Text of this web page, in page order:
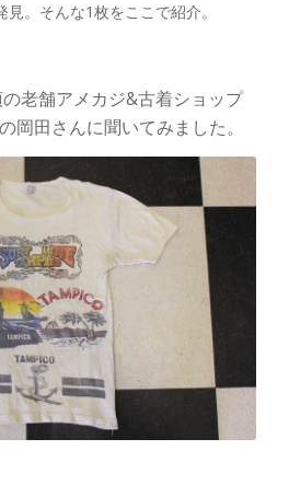
見。そんな1枚をここで紹介。
老舗アメカジ&古着ショップ
の岡田さんに聞いてみました。